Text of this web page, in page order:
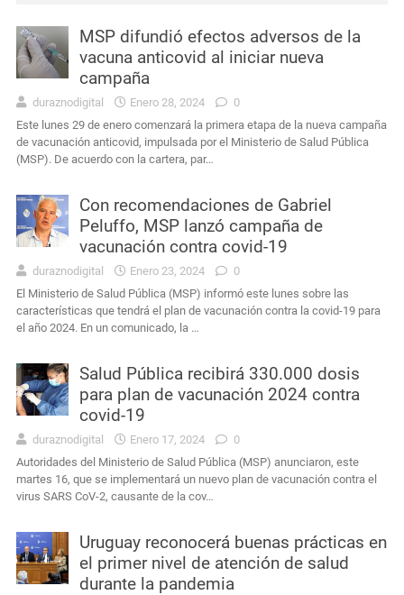
Interés General
Actualidad
Actualidad Intendencia de Durazno destinará a bienestar animal los 272 mil pesos obtenidos en el remate de leña
Actualidad
MSP difundió efectos adversos de la
vacuna anticovid al iniciar nueva
campaña
duraznodigital Enero 28, 2024
0
Este lunes 29 de enero comenzará la primera etapa de la nueva campaña
de vacunación anticovid, impulsada por el Ministerio de Salud Pública
(MSP). De acuerdo con la cartera, par…
Con recomendaciones de Gabriel
Peluffo, MSP lanzó campaña de
vacunación contra covid-19
duraznodigital Enero 23, 2024
0
El Ministerio de Salud Pública (MSP) informó este lunes sobre las
características que tendrá el plan de vacunación contra la covid-19 para
el año 2024. En un comunicado, la …
Salud Pública recibirá 330.000 dosis
para plan de vacunación 2024 contra
covid-19
duraznodigital Enero 17, 2024
0
Autoridades del Ministerio de Salud Pública (MSP) anunciaron, este
martes 16, que se implementará un nuevo plan de vacunación contra el
virus SARS CoV-2, causante de la cov…
Uruguay reconocerá buenas prácticas en
el primer nivel de atención de salud
durante la pandemia